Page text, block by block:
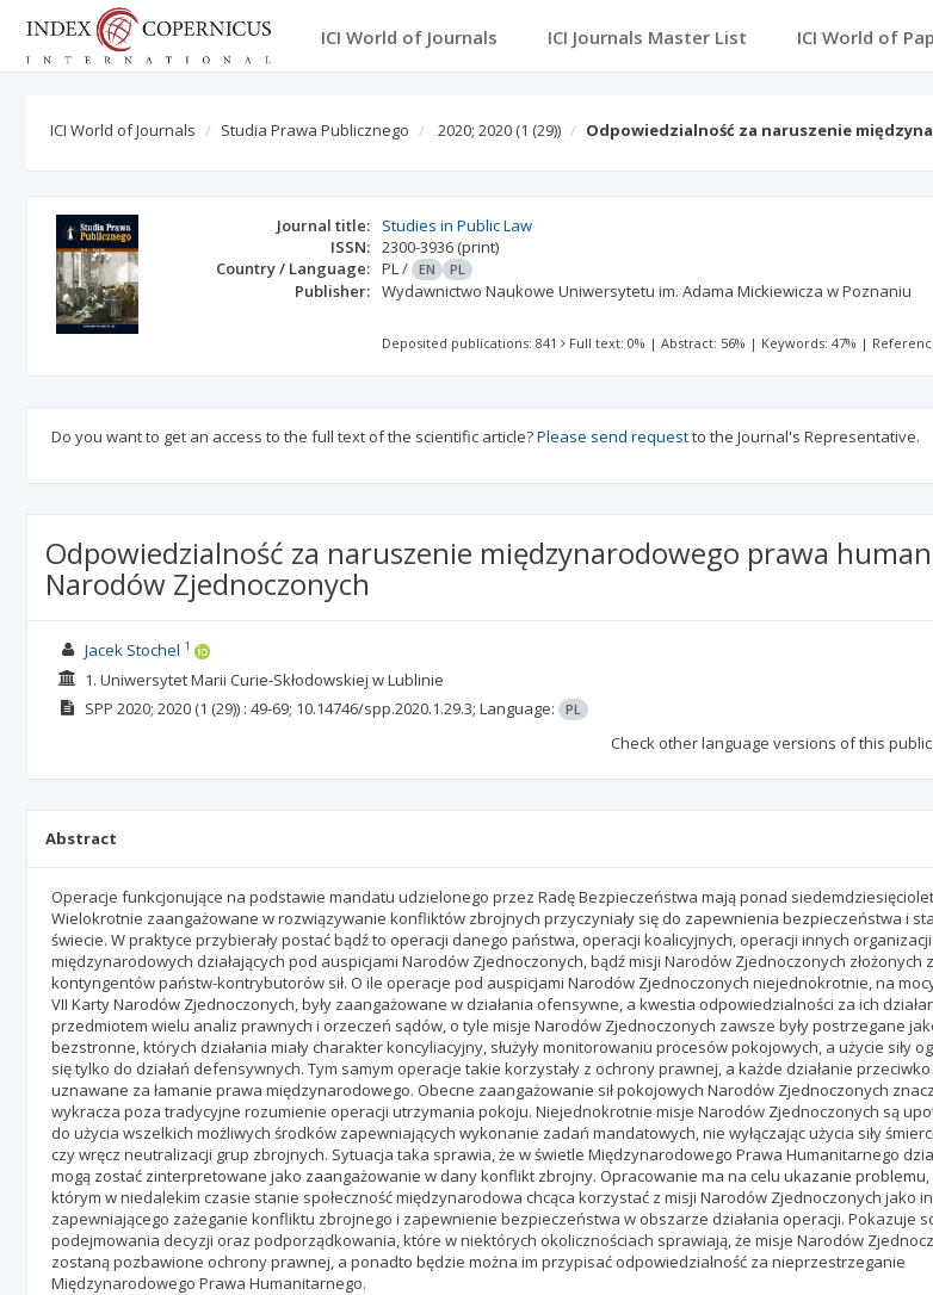
ICI World of Journals ICI Journals Master List ICI World of
ICI World of Journals Studia Prawa Publicznego 2020; 2020 (1 (29)) Odpowiedzialność za naruszenie
Journal title:
Studies in Public Law
ISSN: 2300-3936 (print)
Country / Language: PL/ EN PL
Publisher: Wydawnictwo Naukowe Uniwersytetu im. Adama Mickiewicza w Poznaniu
Deposited publications: 841 Full text: 0% |Abstract: 56% | Keywords: 47% |
Do you want to get an access to the full text of the scientific article?Please send requestto the Journal's Representative.
Odpowiedzialność za naruszenie międzynarodowego prawa
Narodów Zjednoczonych
Jacek Stochel 1
1. Uniwersytet Marii Curie-Skłodowskiej w Lublinie
SPP 2020; 2020(1 (29)) : 49-69; 10.14746/spp.2020.1.29.3; Language: PL
Check other language versions of this
Abstract
Operacje funkcjonujące na podstawie mandatu udzielonego przez Radę Bezpieczeństwa mają ponad
Wielokrotnie zaangażowane w rozwiązywanie konfliktów zbrojnych przyczyniały się do zapewnienia bezpieczeństwa i
świecie. W praktyce przybierały postać bądź to operacji danego państwa, operacji koalicyjnych, operacji innych organizacji
międzynarodowych działających pod auspicjami Narodów Zjednoczonych, bądź misji Narodów Zjednoczonych złożonych z
kontyngentów państw-kontrybutorów sił. O ile operacje pod auspicjami Narodów Zjednoczonych niejednokrotnie, na
VII Karty Narodów Zjednoczonych, były zaangażowane w działania ofensywne, a kwestia odpowiedzialności za ich
przedmiotem wielu analiz prawnych i orzeczeń sądów, o tyle misje Narodów Zjednoczonych zawsze były postrzegane
bezstronne, których działania miały charakter koncyliacyjny, służyły monitorowaniu procesów pokojowych, a użycie siły
się tylko do działań defensywnych. Tym samym operacje takie korzystały z ochrony prawnej, a każde działanie przeciwko
uznawane za łamanie prawa międzynarodowego. Obecne zaangażowanie sił pokojowych Narodów Zjednoczonych
wykracza poza tradycyjne rozumienie operacji utrzymania pokoju. Niejednokrotnie misje Narodów Zjednoczonych są
do użycia wszelkich możliwych środków zapewniających wykonanie zadań mandatowych, nie wyłączając użycia siły
czy wręcz neutralizacji grup zbrojnych. Sytuacja taka sprawia, że w świetle Międzynarodowego Prawa Humanitarnego
mogą zostać zinterpretowane jako zaangażowanie w dany konflikt zbrojny. Opracowanie ma na celu ukazanie
którym w niedalekim czasie stanie społeczność międzynarodowa chcąca korzystać z misji Narodów Zjednoczonych jako
zapewniającego zażeganie konfliktu zbrojnego i zapewnienie bezpieczeństwa w obszarze działania operacji. Pokazuje
podejmowania decyzji oraz podporządkowania, które w niektórych okolicznościach sprawiają, że misje Narodów
zostaną pozbawione ochrony prawnej, a ponadto będzie można im przypisać odpowiedzialność za nieprzestrzeganie
Międzynarodowego Prawa Humanitarnego.